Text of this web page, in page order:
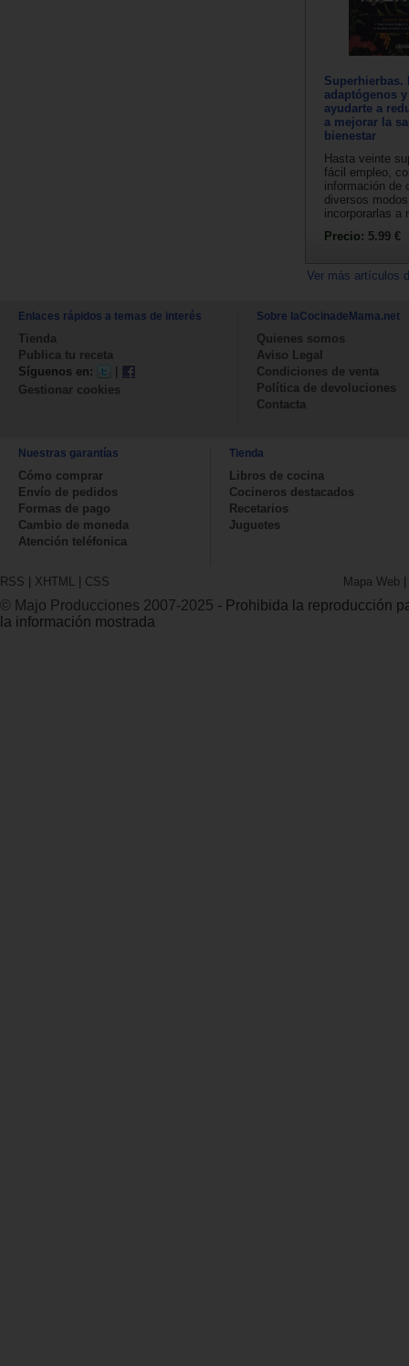
Superhierbas.
adaptógenos
ayudarte a
a mejorar la
bienestar
Hasta veinte
fácil empleo,
información de
diversos
incorporarlas a
Precio: 5.99 €
Ver más artículos
Enlaces rápidos a temas de interés
Tienda
Publica tu receta
Síguenos en:
|
Gestionar cookies
Sobre laCocinadeMama.net
Quienes somos
Aviso Legal
Condiciones de venta
Política de devoluciones
Contacta
Nuestras garantías
Cómo comprar
Envío de pedidos
Formas de pago
Cambio de moneda
Atención teléfonica
Tienda
Libros de cocina
Cocineros destacados
Recetarios
Juguetes
RSS | XHTML | CSS Mapa Web |
© Majo Producciones 2007-2025 - Prohibida la reproducción
la información mostrada